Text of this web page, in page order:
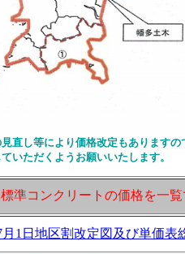
準コンクリートの価格を一覧
月1日地区割改定図及び単価表
直し等により価格改定もありますの
いただくようお願いいたします。